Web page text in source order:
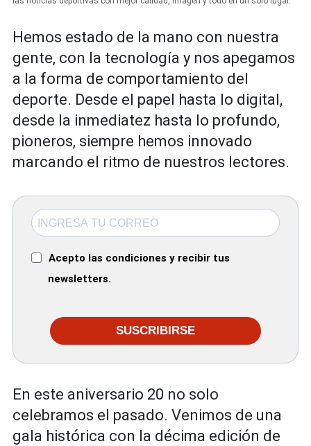
Hemos estado de la mano con nuestra
gente, con la tecnología y nos apegamos
a la forma de comportamiento del
deporte. Desde el papel hasta lo digital,
desde la inmediatez hasta lo profundo,
pioneros, siempre hemos innovado
marcando el ritmo de nuestros lectores.
Acepto las condiciones y recibir tus
newsletters.
SUSCRIBIRSE
En este aniversario 20 no solo
celebramos el pasado. Venimos de una
gala histórica con la décima edición de